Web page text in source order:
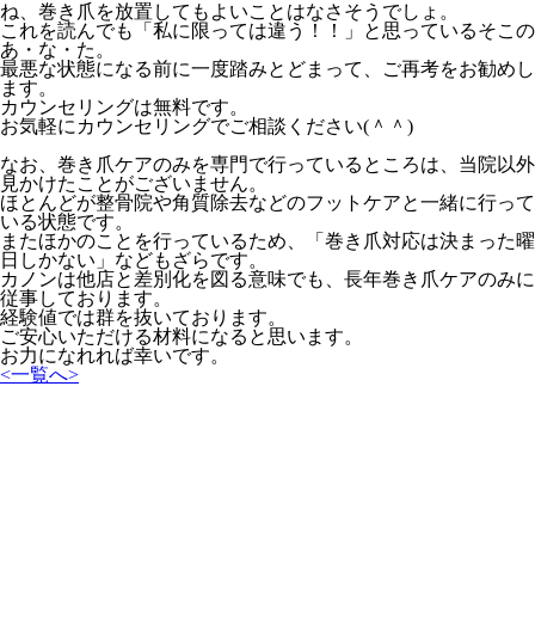
ね、巻き爪を放置してもよいことはなさそうでしょ。
これを読んでも「私に限っては違う！！」と思っているそこの
あ・な・た。
最悪な状態になる前に一度踏みとどまって、ご再考をお勧めし
ます。
カウンセリングは無料です。
お気軽にカウンセリングでご相談ください(＾＾)
なお、巻き爪ケアのみを専門で行っているところは、当院以外
見かけたことがございません。
ほとんどが整骨院や角質除去などのフットケアと一緒に行って
いる状態です。
またほかのことを行っているため、「巻き爪対応は決まった曜
日しかない」などもざらです。
カノンは他店と差別化を図る意味でも、長年巻き爪ケアのみに
従事しております。
経験値では群を抜いております。
ご安心いただける材料になると思います。
お力になれれば幸いです。
<一覧へ>